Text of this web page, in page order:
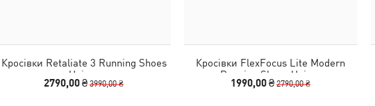
Кросівки Retaliate 3 Running Shoes
Unisex
2790,00 ₴3990,00 ₴
Кросівки FlexFocus Lite Modern
Running Shoes Unisex
1990,00 ₴2790,00 ₴